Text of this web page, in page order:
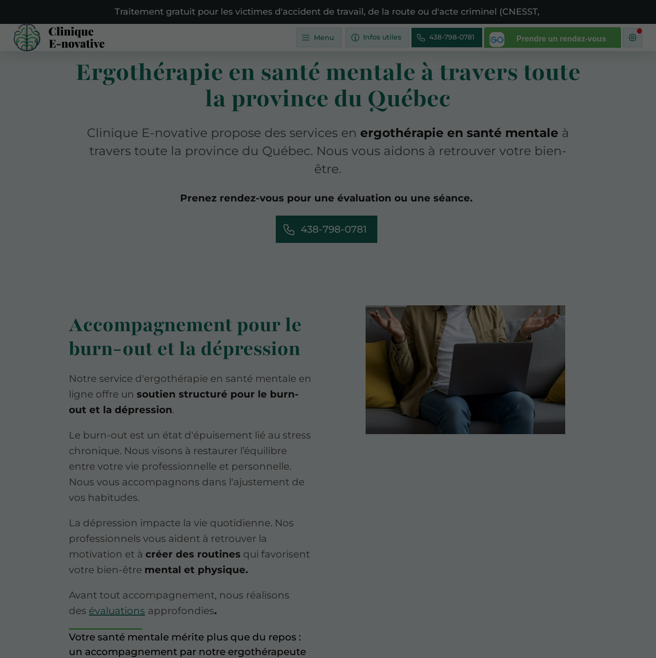
Traitement gratuit pour les victimes d'accident de travail, de la route ou d'acte criminel (CNESST, IVAC, SAAQ)
Menu Infos utiles 438-798-0781
Ergothérapie en santé mentale à travers toute
la province du Québec
Clinique E-novative propose des services en ergothérapie en santé mentale à
travers toute la province du Québec. Nous vous aidons à retrouver votre bien-
être.
Prenez rendez-vous pour une évaluation ou une séance.
438-798-0781
Accompagnement pour le
burn-out et la dépression
Notre service d'ergothérapie en santé mentale en
ligne offre unsoutien structuré pour le burn-
out et la dépression.
Le burn-out est un état d'épuisement lié au stress
chronique. Nous visons à restaurer l’équilibre
entre votre vie professionnelle et personnelle.
Nous vous accompagnons dans l'ajustement de
vos habitudes.
La dépression impacte la vie quotidienne. Nos
professionnels vous aident à retrouver la
motivation et àcréer des routines qui favorisent
votre bien-être mental et physique.
Avant tout accompagnement, nous réalisons
des évaluations approfondies.
Votre santé mentale mérite plus que du repos :
un accompagnement par notre ergothérapeute